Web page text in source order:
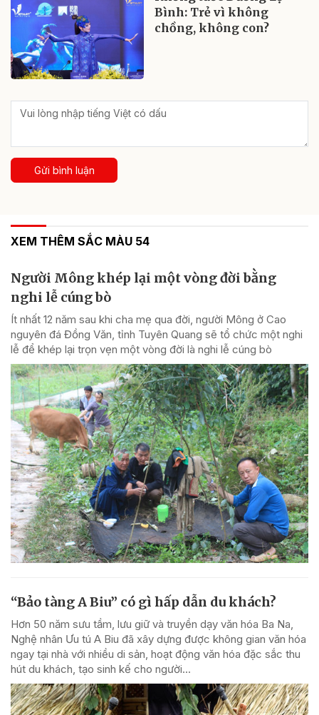
Bình: Trẻ vì không
chồng, không con?
Gửi bình luận
XEM THÊM SẮC MÀU 54
Người Mông khép lại một vòng đời bằng
nghi lễ cúng bò
Ít nhất 12 năm sau khi cha mẹ qua đời, người Mông ở Cao
nguyên đá Đồng Văn, tỉnh Tuyên Quang sẽ tổ chức một nghi
lễ để khép lại trọn vẹn một vòng đời là nghi lễ cúng bò
“Bảo tàng A Biu” có gì hấp dẫn du khách?
Hơn 50 năm sưu tầm, lưu giữ và truyền dạy văn hóa Ba Na,
Nghệ nhân Ưu tú A Biu đã xây dựng được không gian văn hóa
ngay tại nhà với nhiều di sản, hoạt động văn hóa đặc sắc thu
hút du khách, tạo sinh kế cho người...